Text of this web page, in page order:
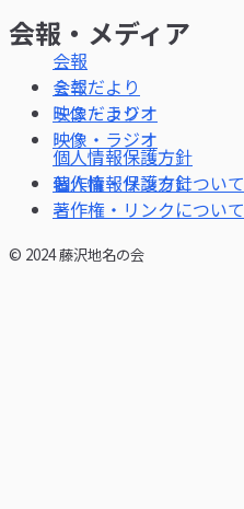
会報・メディア
会報
ミニだより
映像・ラジオ
個人情報保護方針
著作権・リンクについて
© 2024 藤沢地名の会